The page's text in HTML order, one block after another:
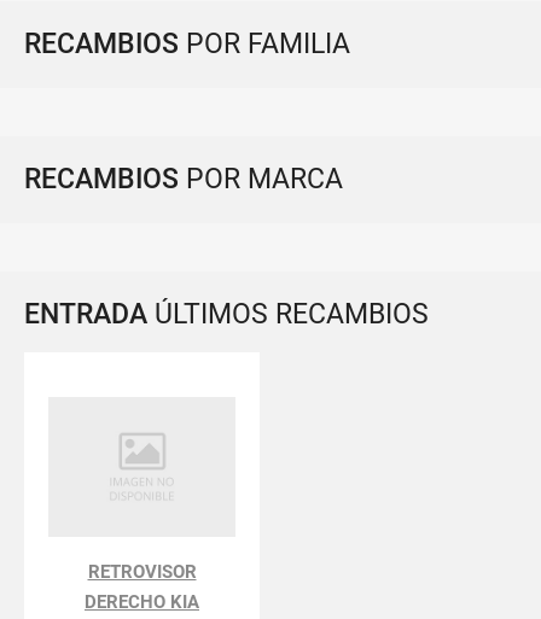
RECAMBIOS POR FAMILIA
RECAMBIOS POR MARCA
ENTRADA ÚLTIMOS RECAMBIOS
RETROVISOR
DERECHO KIA